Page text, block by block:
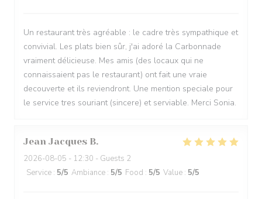
Un restaurant très agréable : le cadre très sympathique et
convivial. Les plats bien sûr, j'ai adoré la Carbonnade
vraiment délicieuse. Mes amis (des locaux qui ne
connaissaient pas le restaurant) ont fait une vraie
decouverte et ils reviendront. Une mention speciale pour
le service tres souriant (sincere) et serviable. Merci Sonia.
Jean Jacques B
2026-08-05 - 12:30 - Guests 2
Service : 5/5 Ambiance : 5/5 Food : 5/5 Value : 5/5